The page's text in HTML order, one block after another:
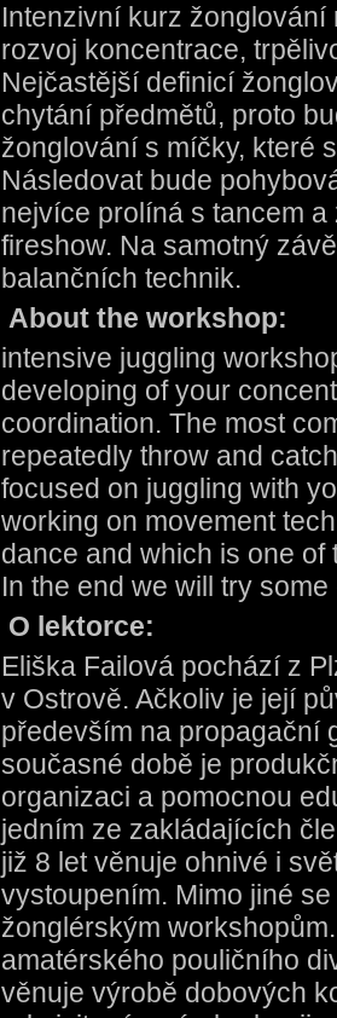
Intenzivní kurz
rozvoj koncentrace,
Nejčastější definicí
chytání předmětů, proto
žonglování s míčky, které
Následovat bude
nejvíce prolíná s tancem
fireshow. Na samotný
balančních technik.
About the workshop:
intensive juggling
developing of your
coordination. The most
repeatedly throw and
focused on juggling with
working on movement
dance and which is one
In the end we will try
O lektorce:
Eliška Failová pochází z
v Ostrově. Ačkoliv je její
především na propagační
současné době je
organizaci a pomocnou
jedním ze zakládajících
již 8 let věnuje ohnivé i
vystoupením. Mimo jiné
žonglérským
amatérského pouličního
věnuje výrobě dobových